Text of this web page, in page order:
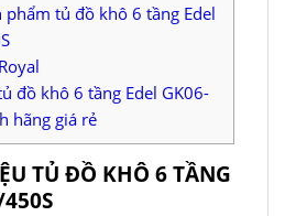
phẩm tủ đồ khô 6 tầng Edel
đồ khô 6 tầng Edel GK06-
hãng giá rẻ
TỦ ĐỒ KHÔ 6 TẦNG